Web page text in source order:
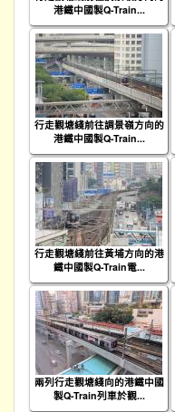
港鐵中國製Q-Train...
行走觀塘綫前往調景嶺方向的
港鐵中國製Q-Train...
行走觀塘綫前往黃埔方向的港
鐵中國製Q-Train電...
兩列行走觀塘綫向的港鐵中國
製Q-Train列車於觀...